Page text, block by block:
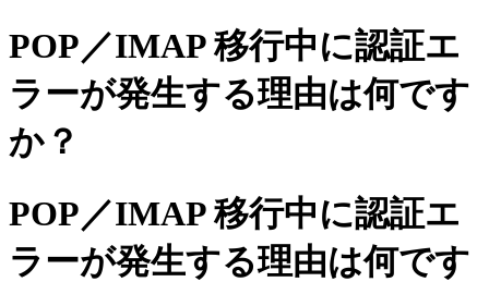
POP／IMAP 移行中に認証エ
ラーが発生する理由は何です
か？
POP／IMAP 移行中に認証エ
ラーが発生する理由は何です